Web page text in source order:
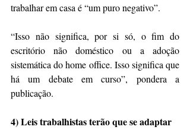
trabalhar em casa é “um puro negativo”.
“Isso não significa, por si só, o fim do
escritório não doméstico ou a adoção
sistemática do home office. Isso significa que
há um debate em curso”, pondera a
publicação.
4) Leis trabalhistas terão que se adaptar